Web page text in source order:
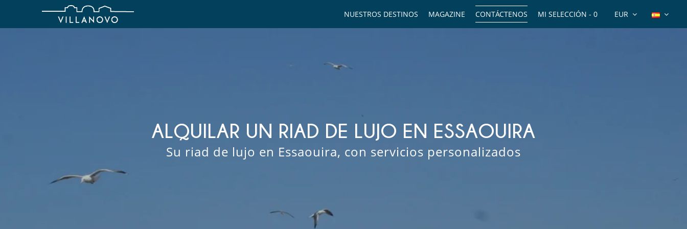
EUR
MI SELECCIÓN - 0
CONTÁCTENOS
MAGAZINE
NUESTROS DESTINOS
ALQUILAR UN RIAD DE LUJO EN ESSAOUIRA
Su riad de lujo en Essaouira, con servicios personalizados